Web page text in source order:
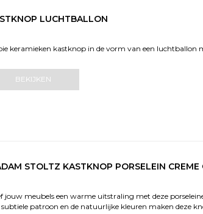
LUCHTBALLON
keramieken kastknop in de vorm van een luchtballon
BEKIJKEN
STOLTZ KASTKNOP PORSELEIN CREME
jouw meubels een warme uitstraling met deze
subtiele patroon en de natuurlijke kleuren maken deze